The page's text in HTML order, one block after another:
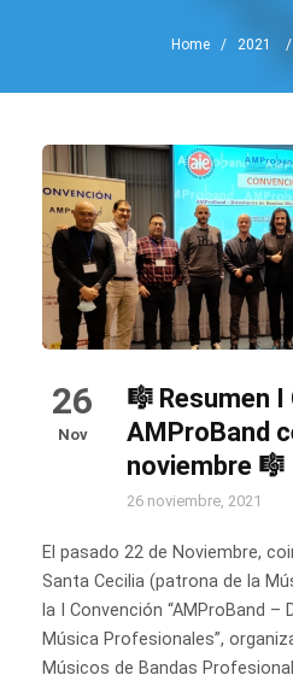
Home/ 2021 /
26
Nov
🎼 Resumen
AMProBand
noviembre 🎼
26 noviembre, 2021
El pasado 22 de Noviembre,
Santa Cecilia (patrona de la
la I Convención “AMProBand –
Música Profesionales”,
Músicos de Bandas